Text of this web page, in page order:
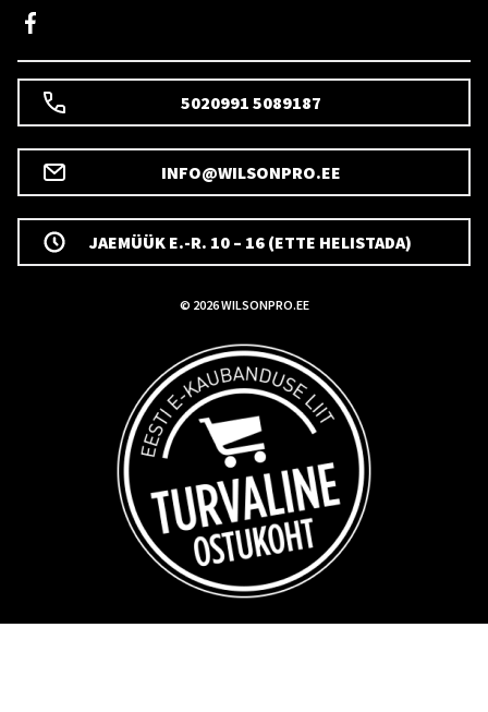
5020991 5089187
INFO@WILSONPRO.EE
JAEMÜÜK E.-R. 10 – 16 (ETTE HELISTADA)
© 2026 WILSONPRO.EE